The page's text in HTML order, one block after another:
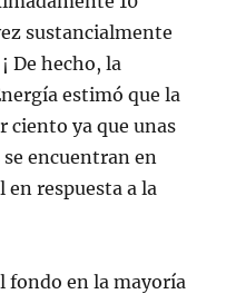
sustancialmente
De hecho, la
estimó que la
ciento ya que unas
encuentran en
respuesta a la
fondo en la mayoría